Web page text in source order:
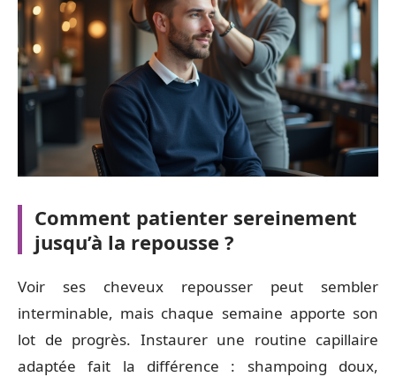
Comment patienter sereinement
jusqu’à la repousse ?
Voir ses cheveux repousser peut sembler
interminable, mais chaque semaine apporte son
lot de progrès. Instaurer une routine capillaire
adaptée fait la différence : shampoing doux,